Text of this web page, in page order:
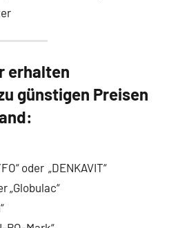
erhalten
günstigen Preisen
oder „DENKAVIT“
„Globulac“